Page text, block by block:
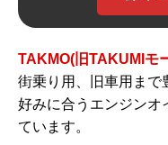
TAKMO(旧TAKUMIモ
街乗り用、旧車用まで
好みに合うエンジンオ
ています。